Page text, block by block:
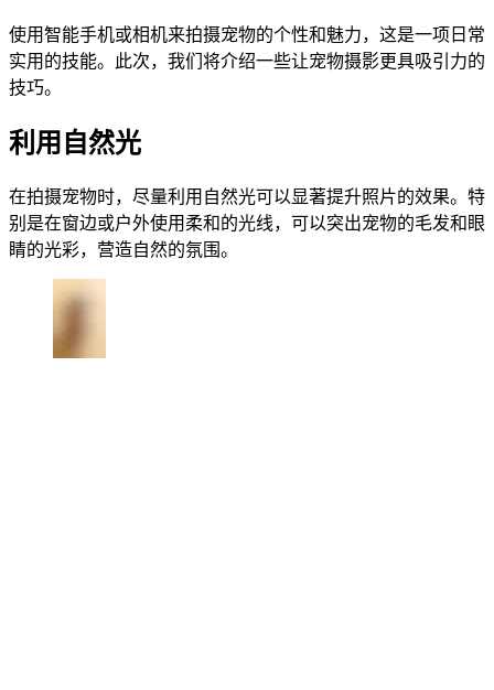
使用智能手机或相机来拍摄宠物的个性和魅力，这是一项日常
实用的技能。此次，我们将介绍一些让宠物摄影更具吸引力的
技巧。
利用自然光
在拍摄宠物时，尽量利用自然光可以显著提升照片的效果。特
别是在窗边或户外使用柔和的光线，可以突出宠物的毛发和眼
睛的光彩，营造自然的氛围。